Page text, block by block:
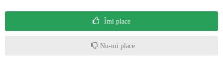
Îmi place
Nu-mi place